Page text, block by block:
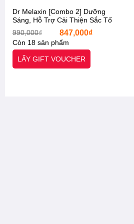
Dr Melaxin [Combo 2] Dưỡng
Sáng, Hỗ Trợ Cải Thiện Sắc Tố
Nám Thâm Sạm, Tàn Nhang Da
Khô, Serum TX 30ml, Kem Dưỡng
TX 50ml, [Otel-Starx- Chính Hãng]
990,000₫
Giá
gốc
là:
990,000₫.
847,000₫
Còn 18 sản phẩm
LẤY GIFT VOUCHER